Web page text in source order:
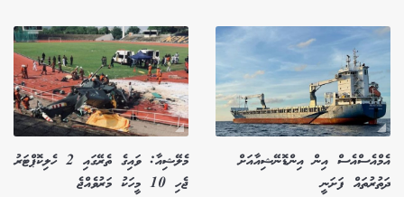
އެމްއެސްއެސް އިން އިންޑޮނޭޝިއާއަށް
ދަތުރުތައް ފަށަނީ
މެލޭޝިއާ: ވައިގެ ތެރޭގައި 2 ހެލިކޮޕްޓަރު
ޖެހި 10 މީހަކު މަރުވެއްޖެ